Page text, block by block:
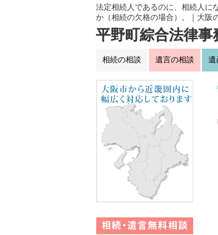
法定相続人であるのに、相続人に
か（相続の欠格の場合）。｜大阪
決｜大阪の弁護士が相続問題を解
平野町綜合法律事
相続の相談 遺言の相談 遺